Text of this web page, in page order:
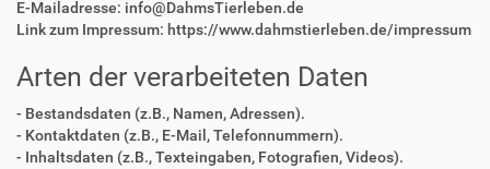
E-Mailadresse: info@DahmsTierleben.de
Link zum Impressum: https://www.dahmstierleben.de/impressum
Arten der verarbeiteten Daten
- Bestandsdaten (z.B., Namen, Adressen).
- Kontaktdaten (z.B., E-Mail, Telefonnummern).
- Inhaltsdaten (z.B., Texteingaben, Fotografien, Videos).